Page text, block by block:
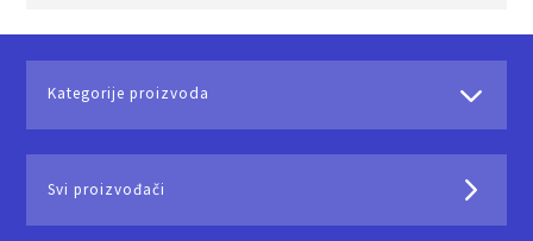
Kategorije proizvoda
Svi proizvođači